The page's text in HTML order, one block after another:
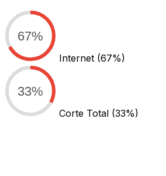
67%
Internet (67%)
33%
Corte Total (33%)